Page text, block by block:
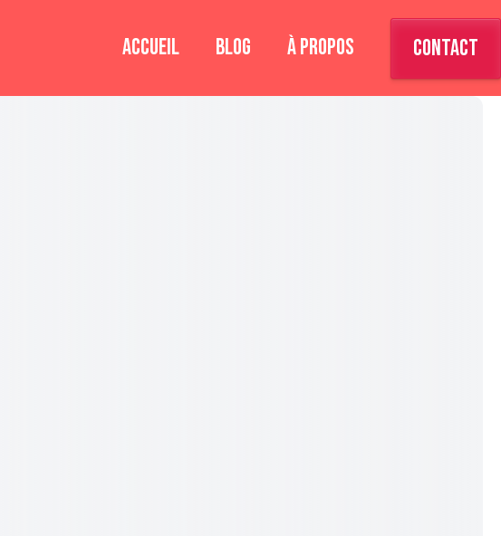
ACCUEIL BLOG À PROPOS CONTACT